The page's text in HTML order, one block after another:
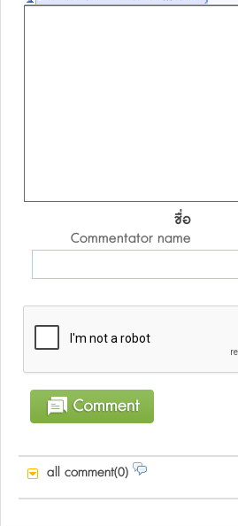
ชื่อ
Commentator name
all comment(0)